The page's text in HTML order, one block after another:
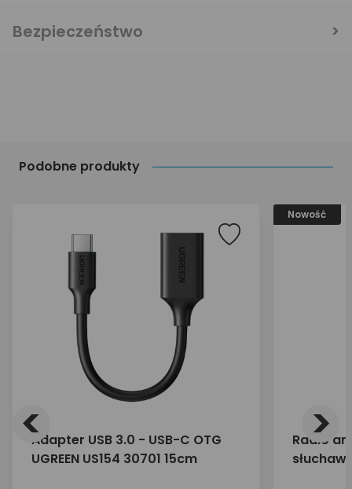
Podobne produkty
Adapter USB 3.0 - USB-C OTG
UGREEN US154 30701 15cm
Nowość
Radio
< >
Bezpieczeństwo